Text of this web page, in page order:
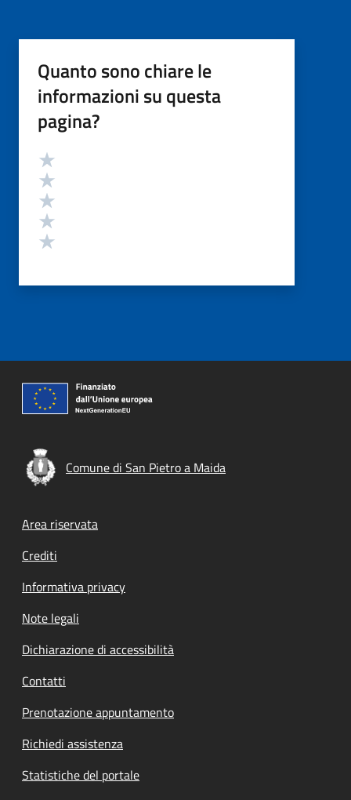
Quanto sono chiare le
informazioni su questa
pagina?
Valutazione
Comune di San Pietro a Maida
Footer menu
Area riservata
Crediti
Informativa privacy
Note legali
Dichiarazione di accessibilità
Contatti
Prenotazione appuntamento
Richiedi assistenza
Statistiche del portale